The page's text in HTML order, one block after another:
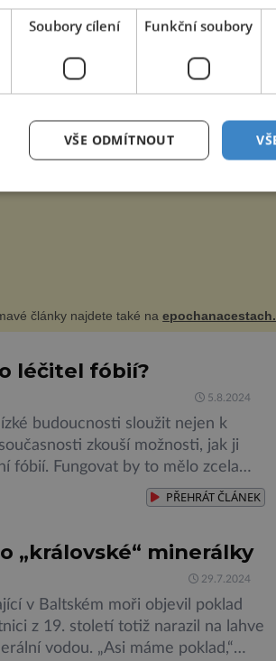
přesný a spolehlivý, zároveň […]
2025.
historického festivalu Táborská
v poli neporaženého hejtmana Jana
články najdete také na
léčitel fóbií?
5.8.2024
budoucnosti sloužit nejen k
zkouší možnosti, jak ji
fóbií. Fungovat by to mělo zcela
nasadil speciální brýle a poté
zvládat nepříjemné pocity
PŘEHRÁTČLÁNEK
„královské“ minerálky
29.7.2024
v Baltském moři objevil poklad
z 19. století totiž narazil na lahve
vodou. „Asi máme poklad,“
Soubory cílení Funkční soubory
VŠE ODMÍTNOUT